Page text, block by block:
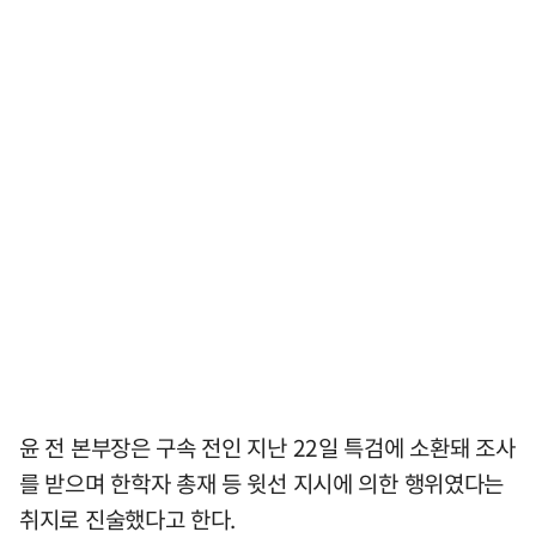
윤 전 본부장은 구속 전인 지난 22일 특검에 소환돼 조사
를 받으며 한학자 총재 등 윗선 지시에 의한 행위였다는
취지로 진술했다고 한다.